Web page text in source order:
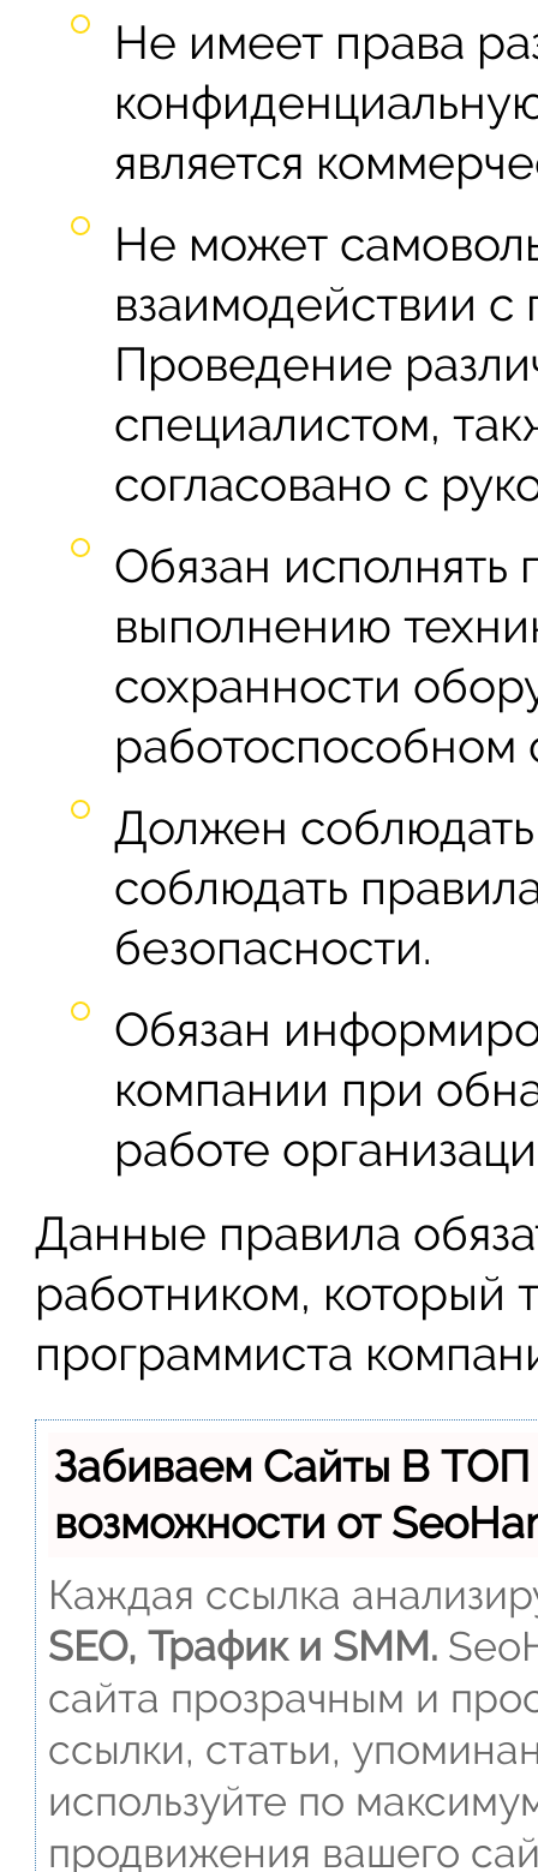
Не имеет права
является
Не может
взаимодействии с
Проведение
специалистом,
согласовано с
Обязан исполнять
выполнению
сохранности
работоспособном
Должен
соблюдать
безопасности.
Обязан
компании при
работе
Данные правила
работником, который
программиста
Забиваем Сайты В
возможности от
Каждая ссылка
SEO, Трафик и SMM.
сайта прозрачным и
ссылки, статьи,
используйте по
продвижения вашего